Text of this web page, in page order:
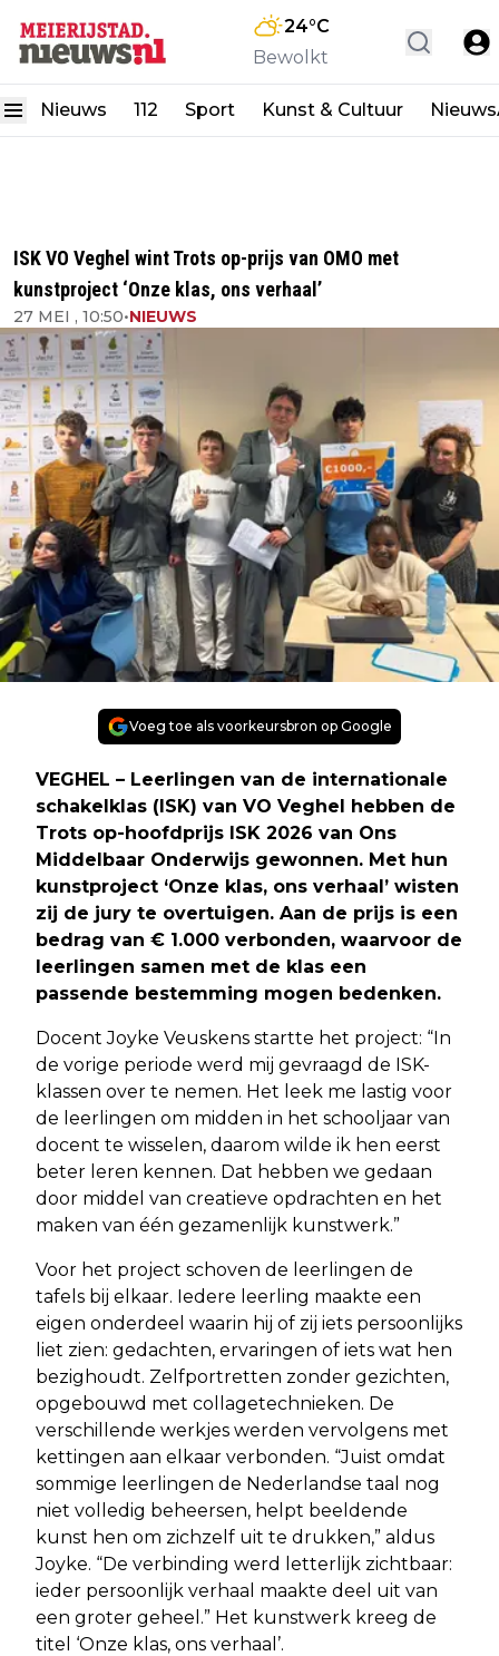
24°C
Bewolkt
Nieuws 112 Sport Kunst & Cultuur
ISK VO Veghel wint Trots op-prijs van OMO met
kunstproject ‘Onze klas, ons verhaal’
27 MEI , 10:50•NIEUWS
Voeg toe als voorkeursbron op Google
VEGHEL – Leerlingen van de internationale
schakelklas (ISK) van VO Veghel hebben de
Trots op-hoofdprijs ISK 2026 van Ons
Middelbaar Onderwijs gewonnen. Met hun
kunstproject ‘Onze klas, ons verhaal’ wisten
zij de jury te overtuigen. Aan de prijs is een
bedrag van € 1.000 verbonden, waarvoor de
leerlingen samen met de klas een
passende bestemming mogen bedenken.
Docent Joyke Veuskens startte het project: “In
de vorige periode werd mij gevraagd de ISK-
klassen over te nemen. Het leek me lastig voor
de leerlingen om midden in het schooljaar van
docent te wisselen, daarom wilde ik hen eerst
beter leren kennen. Dat hebben we gedaan
door middel van creatieve opdrachten en het
maken van één gezamenlijk kunstwerk.”
Voor het project schoven de leerlingen de
tafels bij elkaar. Iedere leerling maakte een
eigen onderdeel waarin hij of zij iets persoonlijks
liet zien: gedachten, ervaringen of iets wat hen
bezighoudt. Zelfportretten zonder gezichten,
opgebouwd met collagetechnieken. De
verschillende werkjes werden vervolgens met
kettingen aan elkaar verbonden. “Juist omdat
sommige leerlingen de Nederlandse taal nog
niet volledig beheersen, helpt beeldende
kunst hen om zichzelf uit te drukken,” aldus
Joyke. “De verbinding werd letterlijk zichtbaar:
ieder persoonlijk verhaal maakte deel uit van
een groter geheel.” Het kunstwerk kreeg de
titel ‘Onze klas, ons verhaal’.